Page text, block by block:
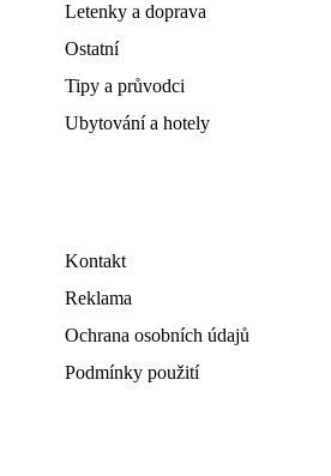
Letenky a doprava
Ostatní
Tipy a průvodci
Ubytování a hotely
Kontakt
Reklama
Ochrana osobních údajů
Podmínky použití